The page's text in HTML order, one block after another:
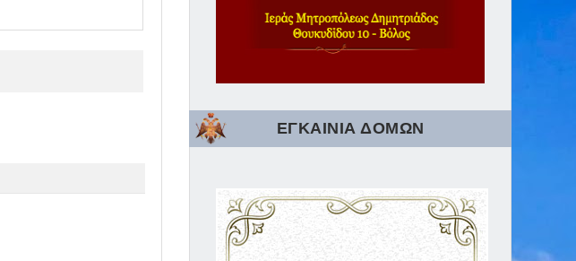
ΕΓΚΑΙΝΙΑ ΔΟΜΩΝ